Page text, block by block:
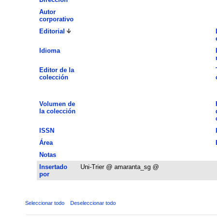
Autor
corporativo
Editorial
Idioma
Editor de la
colección
Volumen de
la colección
ISSN
Área
Notas
Insertado
por
Uni-Trier @ amaranta_sg @
Seleccionar todo Deseleccionar todo